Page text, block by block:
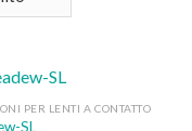
PER LENTI A CONTATTO
SL